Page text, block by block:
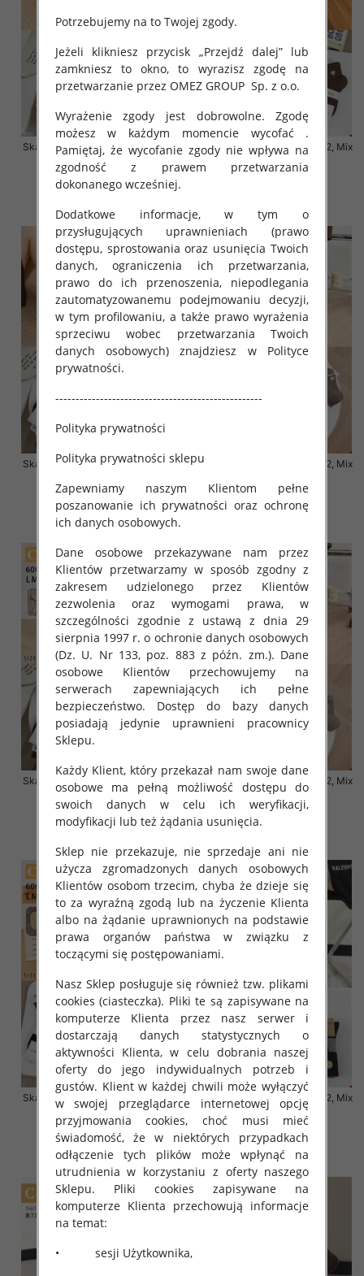
Skarpety damskie Roz 35-42, Mix
kolor Paczka 40 szt
3.20 zł
Skarpety damskie Roz 35-42, Mix
kolor Paczka 40 szt
Skarpety damskie Roz 35-42, Mix
3.20 zł
szczegóły
Skarpety damskie Roz 35-42, Mix
3.20 zł
Skarpety damskie Roz 35-42, Mix
kolor Paczka 40 szt
3.20 zł
Skarpety damskie Roz 35-42, Mix
kolor Paczka 40 szt
3.20 zł
Skarpety damskie Roz 35-42, Mix
kolor Paczka 40 szt
3.20 zł
szczegóły
Skarpety damskie Roz 35-42, Mix
kolor Paczka 40 szt
3.20 zł
szczegóły
Potrzebujemy na to Twojej zgody.
Jeżeli klikniesz przycisk „Przejdź dalej” lub
zamkniesz to okno, to wyrazisz zgodę na
przetwarzanie przez OMEZ GROUP Sp. z o.o.
Wyrażenie zgody jest dobrowolne. Zgodę
możesz w każdym momencie wycofać .
Pamiętaj, że wycofanie zgody nie wpływa na
zgodność z prawem przetwarzania
dokonanego wcześniej.
Dodatkowe informacje, w tym o
przysługujących uprawnieniach (prawo
dostępu, sprostowania oraz usunięcia Twoich
danych, ograniczenia ich przetwarzania,
prawo do ich przenoszenia, niepodlegania
zautomatyzowanemu podejmowaniu decyzji,
w tym profilowaniu, a także prawo wyrażenia
sprzeciwu wobec przetwarzania Twoich
danych osobowych) znajdziesz w Polityce
prywatności.
---------------------------------------------------
Polityka prywatności
Polityka prywatności sklepu
Zapewniamy naszym Klientom pełne
poszanowanie ich prywatności oraz ochronę
ich danych osobowych.
Dane osobowe przekazywane nam przez
Klientów przetwarzamy w sposób zgodny z
zakresem udzielonego przez Klientów
zezwolenia oraz wymogami prawa, w
szczególności zgodnie z ustawą z dnia 29
sierpnia 1997 r. o ochronie danych osobowych
(Dz. U. Nr 133, poz. 883 z późn. zm.). Dane
osobowe Klientów przechowujemy na
serwerach zapewniających ich pełne
bezpieczeństwo. Dostęp do bazy danych
posiadają jedynie uprawnieni pracownicy
Sklepu.
Każdy Klient, który przekazał nam swoje dane
osobowe ma pełną możliwość dostępu do
swoich danych w celu ich weryfikacji,
modyfikacji lub też żądania usunięcia.
Sklep nie przekazuje, nie sprzedaje ani nie
użycza zgromadzonych danych osobowych
Klientów osobom trzecim, chyba że dzieje się
to za wyraźną zgodą lub na życzenie Klienta
albo na żądanie uprawnionych na podstawie
prawa organów państwa w związku z
toczącymi się postępowaniami.
Nasz Sklep posługuje się również tzw. plikami
cookies (ciasteczka). Pliki te są zapisywane na
komputerze Klienta przez nasz serwer i
dostarczają danych statystycznych o
aktywności Klienta, w celu dobrania naszej
oferty do jego indywidualnych potrzeb i
gustów. Klient w każdej chwili może wyłączyć
w swojej przeglądarce internetowej opcję
przyjmowania cookies, choć musi mieć
świadomość, że w niektórych przypadkach
odłączenie tych plików może wpłynąć na
utrudnienia w korzystaniu z oferty naszego
Sklepu. Pliki cookies zapisywane na
komputerze Klienta przechowują informacje
na temat:
• sesji Użytkownika,